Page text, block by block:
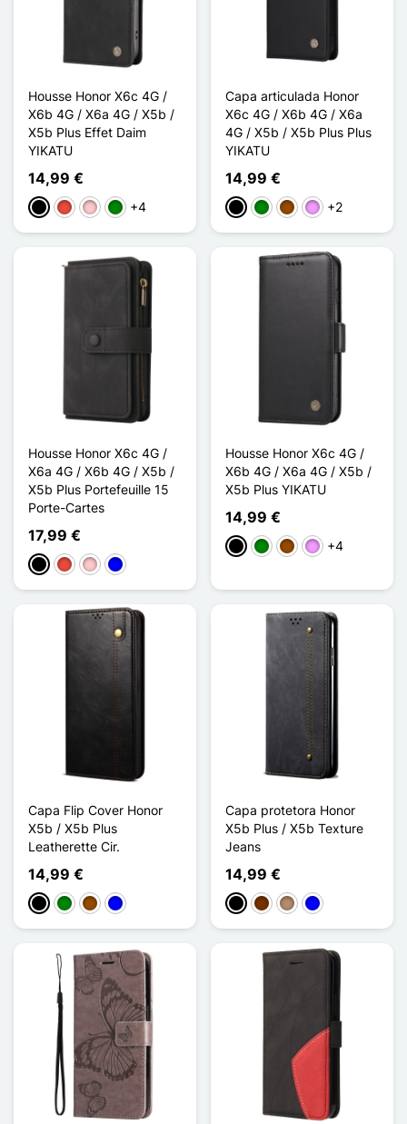
Housse Honor X6c 4G /
X6b 4G / X6a 4G / X5b /
X5b Plus Effet Daim
YIKATU
14,99 €
PretoVermelho
RosaVerde
+4
Capa articulada Honor
X6c 4G / X6b 4G / X6a
4G / X5b / X5b Plus Plus
YIKATU
14,99 €
PretoVerdeCastanhoVioleta ligeira
+2
Housse Honor X6c 4G /
X6a 4G / X6b 4G / X5b /
X5b Plus Portefeuille 15
Porte-Cartes
17,99 €
PretoVermelho
RosaAzul
Housse Honor X6c 4G /
X6b 4G / X6a 4G / X5b /
X5b Plus YIKATU
14,99 €
PretoVerdeCastanhoVioleta ligeira
+4
Capa Flip Cover Honor
X5b / X5b Plus
Leatherette Cir.
14,99 €
PretoVerdeCastanho
Azul
Capa protetora Honor
X5b Plus / X5b Texture
Jeans
14,99 €
PretoCaféTaupeAzul